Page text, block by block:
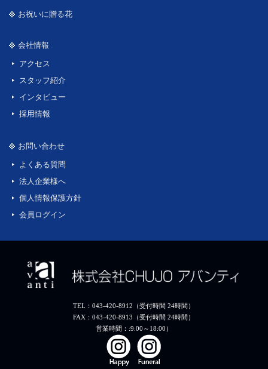
お祝いに贈る花
会社情報
アクセス
スタッフ紹介
インタビュー
採用情報
お問い合わせ
よくある質問
法人企業様へ
個人情報保護方針
会員ログイン
TEL：043-420-8912（受付時間 24時間）
FAX：043-420-8913（受付時間 24時間）
営業時間：:9:00～18:00）